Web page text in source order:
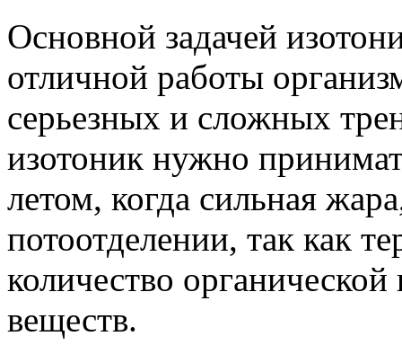
Основной задачей
отличной работы
серьезных и сложных
изотоник нужно
летом, когда сильная
потоотделении, так как
количество
веществ.